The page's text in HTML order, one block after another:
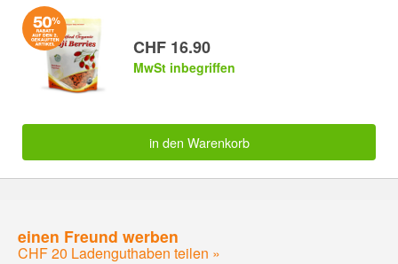
CHF 16.90
MwSt inbegriffen
in den Warenkorb
einen Freund werben
CHF 20 Ladenguthaben teilen »